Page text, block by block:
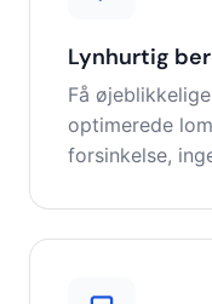
Lynhurtig
Få
optimerede
forsinkelse,